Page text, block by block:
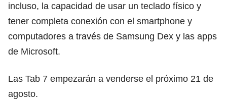
incluso, la capacidad de usar un teclado físico y
tener completa conexión con el smartphone y
computadores a través de Samsung Dex y las apps
de Microsoft.
Las Tab 7 empezarán a venderse el próximo 21 de
agosto.